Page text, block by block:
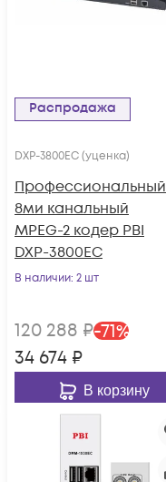
Распродажа
DXP-3800EC (уценка)
Профессиональный
8ми канальный
MPEG-2 кодер PBI
DXP-3800EC
В наличии: 2 шт
120 288 ₽-71%
34 674 ₽
В корзину